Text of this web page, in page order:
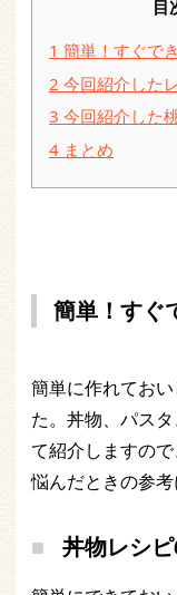
目
1 簡単！すぐで
2 今回紹介した
3 今回紹介した
4 まとめ
簡単！すぐ
簡単に作れてお
た。丼物、パス
て紹介しますの
悩んだときの参考
丼物レシ